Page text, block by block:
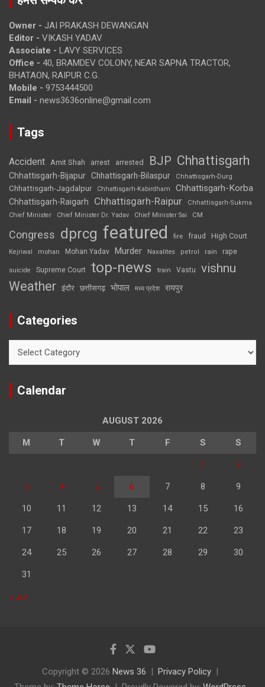
Owner - JAI PRAKASH DEWANGAN
Editor - VIKASH YADAV
Associate - LAVY SERVICES
Office - 40, BRAMDEV COLONY, NEAR SAPNA TRACTOR,
BHATAON, RAIPUR C.G.
Mobile - 9753444500
Email - news3636online@gmail.com
Tags
Accident Amit Shah arrest arrested BJP Chhattisgarh
Chhattisgarh-Bijapur Chhattisgarh-Bilaspur Chhattisgarh-Durg
Chhattisgarh-Jagdalpur Chhattisgarh-Kabirdham Chhattisgarh-Korba
Chhattisgarh-Raigarh Chhattisgarh-Raipur
Chhattisgarh-Sukma
Chief Minister
Chief Minister Dr. Yadav Chief Minister Sai CM
Congress dprcg featured fire fraud High Court
Kejriwal mohan Mohan Yadav Murder Naxalites petrol rain rape
suicide Supreme Court top-news train Vastu vishnu
Weather इंदौर छत्तीसगढ़ भोपाल मध्य प्रदेश रायपुर
Categories
Calendar
AUGUST 2026
M T W T F S S
1 2
3 4 5 6 7 8 9
10 11 12 13 14 15 16
17 18 19 20 21 22 23
24 25 26 27 28 29 30
31
« Jul
Copyright © 2026 News 36
Privacy Policy